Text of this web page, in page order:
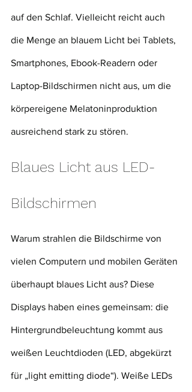
auf den Schlaf. Vielleicht reicht auch
die Menge an blauem Licht bei Tablets,
Smartphones, Ebook-Readern oder
Laptop-Bildschirmen nicht aus, um die
körpereigene Melatoninproduktion
ausreichend stark zu stören.
Blaues Licht aus LED-
Bildschirmen
Warum strahlen die Bildschirme von
vielen Computern und mobilen Geräten
überhaupt blaues Licht aus? Diese
Displays haben eines gemeinsam: die
Hintergrundbeleuchtung kommt aus
weißen Leuchtdioden (LED, abgekürzt
für „light emitting diode“). Weiße LEDs